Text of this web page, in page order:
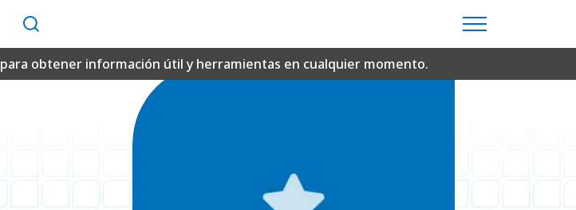
Buscar
para obtener información útil y herramientas en cualquier momento.